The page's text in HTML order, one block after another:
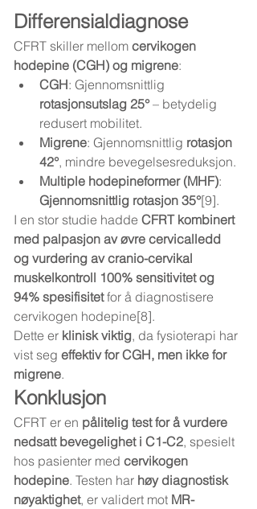
Differensialdiagnose
CFRT skiller mellom cervikogen
hodepine (CGH) og migrene:
CGH: Gjennomsnittlig
rotasjonsutslag 25° – betydelig
redusert mobilitet.
Migrene: Gjennomsnittlig rotasjon
42°, mindre bevegelsesreduksjon.
Multiple hodepineformer (MHF):
Gjennomsnittlig rotasjon 35°[9].
I en stor studie hadde CFRT kombinert
med palpasjon av øvre cervicalledd
og vurdering av cranio-cervikal
muskelkontroll 100% sensitivitet og
94% spesifisitet for å diagnostisere
cervikogen hodepine[8].
Dette er klinisk viktig, da fysioterapi har
vist seg effektiv for CGH, men ikke for
migrene.
Konklusjon
CFRT er en pålitelig test for å vurdere
nedsatt bevegelighet i C1-C2, spesielt
hos pasienter med cervikogen
hodepine. Testen har høy diagnostisk
nøyaktighet, er validert mot MR-